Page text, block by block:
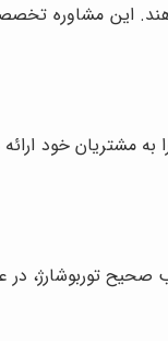
این مشاوره
به مشتریان خود
توربوشارژ،